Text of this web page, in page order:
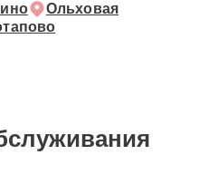
Ольховая